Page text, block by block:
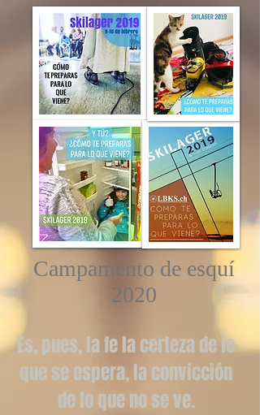
Campamento de esquí
2020
Es, pues, la fe la certeza de lo
que se espera, la convicción
de lo que no se ve.